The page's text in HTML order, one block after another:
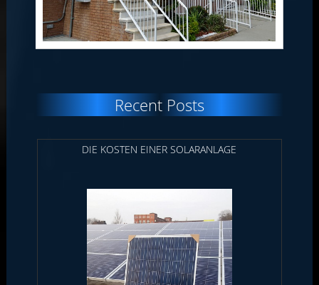
Recent Posts
DIE KOSTEN EINER SOLARANLAGE